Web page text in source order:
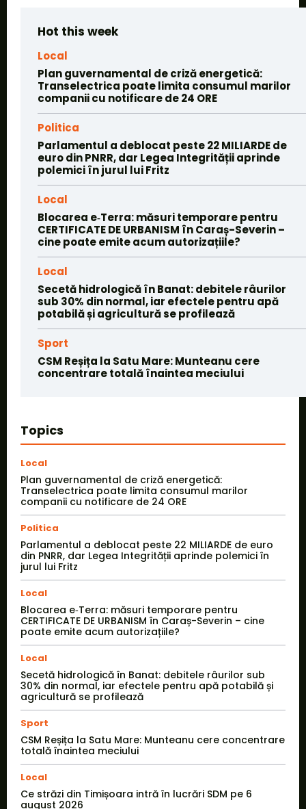
Hot this week
Local
Plan guvernamental de criză energetică:
Transelectrica poate limita consumul marilor
companii cu notificare de 24 ORE
Politica
Parlamentul a deblocat peste 22 MILIARDE de
euro din PNRR, dar Legea Integrității aprinde
polemici în jurul lui Fritz
Local
Blocarea e‑Terra: măsuri temporare pentru
CERTIFICATE DE URBANISM în Caraș-Severin –
cine poate emite acum autorizațiile?
Local
Secetă hidrologică în Banat: debitele râurilor
sub 30% din normal, iar efectele pentru apă
potabilă și agricultură se profilează
Sport
CSM Reșița la Satu Mare: Munteanu cere
concentrare totală înaintea meciului
Topics
Local
Plan guvernamental de criză energetică:
Transelectrica poate limita consumul marilor
companii cu notificare de 24 ORE
Politica
Parlamentul a deblocat peste 22 MILIARDE de euro
din PNRR, dar Legea Integrității aprinde polemici în
jurul lui Fritz
Local
Blocarea e‑Terra: măsuri temporare pentru
CERTIFICATE DE URBANISM în Caraș-Severin – cine
poate emite acum autorizațiile?
Local
Secetă hidrologică în Banat: debitele râurilor sub
30% din normal, iar efectele pentru apă potabilă și
agricultură se profilează
Sport
CSM Reșița la Satu Mare: Munteanu cere concentrare
totală înaintea meciului
Local
Ce străzi din Timișoara intră în lucrări SDM pe 6
august 2026